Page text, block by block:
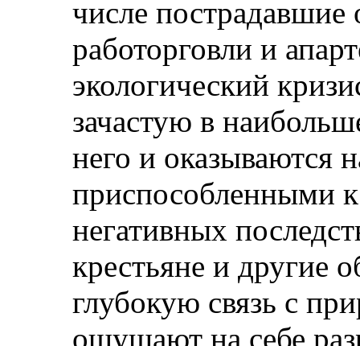
числе пострадавшие
работорговли и
экологический
зачастую в
него и оказываются
приспособленными
негативных
крестьяне и
глубокую связь с
ощущают на себе